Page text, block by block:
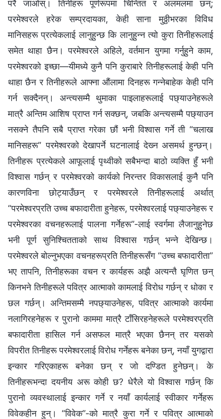
परै जाओस्। तिनीहरू पूर्णरूपमा चिन्तित र अलमलमा छन्;
परमेश्‍वरले हरेक सम्प्रदायका, केही साना मुठ्ठीभरका विविध
मानिसहरू प्रत्येकलाई लानुहुन्छ कि लानुहुन्‍न त्यो कुरा तिनीहरूलाई
समेत थाहा छैन। परमेश्‍वरले अहिले, वर्तमान युगमा गर्नुहुने काम,
परमेश्‍वरको इच्‍छा—यीमध्ये कुनै पनि कुराबारे तिनीहरूलाई केही पनि
थाहा छैन र तिनीहरूले आफ्‍ना औंलामा दिनहरू गन्‍नेबाहेक केही पनि
गर्न सक्दैनन्। अन्त्यसम्‍मै थुमाका पाइलाहरूलाई पछ्याउनेहरूले
मात्रै अन्तिम आशिष प्राप्त गर्न सक्छन्, जबकि अन्त्यसम्‍मै पछ्याउन
नसक्‍ने तैपनि सबै प्राप्त गरेका छौं भनी विश्‍वास गर्ने ती “चलाख
मानिसहरू” परमेश्‍वरको देखापर्ने घटनालाई देख्‍न असमर्थ हुन्छन्।
तिनीहरू प्रत्येकले आफूलाई पृथ्वीको सबैभन्दा बाठो व्यक्ति हुँ भनी
विश्‍वास गर्छन् र परमेश्‍वरको कार्यको निरन्तर विकासलाई कुनै पनि
कारणविना छोट्याउँछन् र परमेश्‍वरले तिनीहरूलाई अर्थात्
“परमेश्‍वरप्रति उच्‍च बफादारीता हुनेहरू, परमेश्‍वरलाई पछ्याउनेहरू र
परमेश्‍वरका वचनहरूलाई पालना गर्नेहरू”-लाई स्वर्गमा लैजानुहुनेछ
भनी पूर्ण सुनिश्‍चितताको साथ विश्‍वास गर्छन् भन्‍ने देखिन्छ।
परमेश्‍वरले बोल्‍नुभएका वचनहरूप्रति तिनीहरूसँग “उच्‍च बफादारीता”
भए तापनि, तिनीहरूका वचन र कार्यहरू अझै अत्यन्तै घृणित छन्
किनभने तिनीहरूले पवित्र आत्‍माको कामलाई विरोध गर्छन् र धोका र
छल गर्छन्। अन्तिमसम्‍मै नपछ्याउनेहरू, पवित्र आत्‍माको कार्यमा
नलागिरहनेहरू र पुरानो काममा मात्रै टाँसिरहनेहरूले परमेश्‍वरप्रति
बफादारीता हासिल गर्न असफल मात्रै भएका छैनन् तर यसको
विपरीत तिनीहरू परमेश्‍वरलाई विरोध गर्नेहरू बनेका छन्, नयाँ युगद्वारा
इन्कार गरिएकाहरू बनेका छन् र जो दण्डित हुनेछन्। के
तिनीहरूभन्दा दयनीय अरू कोही छ? धेरैले यो विश्‍वास गर्छन् कि
पुरानो व्यवस्थालाई इन्कार गर्ने र नयाँ कार्यलाई स्वीकार गर्नेहरू
विवेकहीन हुन्। “विवेक”-को मात्रै कुरा गर्ने र पवित्र आत्‍माको